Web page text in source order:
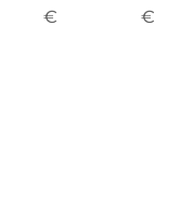
€
€